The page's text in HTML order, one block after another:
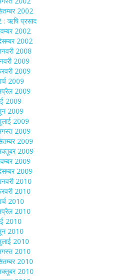
2002
ऋषि प्रसाद
2002
2002
2008
2009
2009
2009
2009
2009
2009
2009
2009
2009
2009
2009
2009
2010
2010
2010
2010
2010
2010
2010
2010
2010
2010